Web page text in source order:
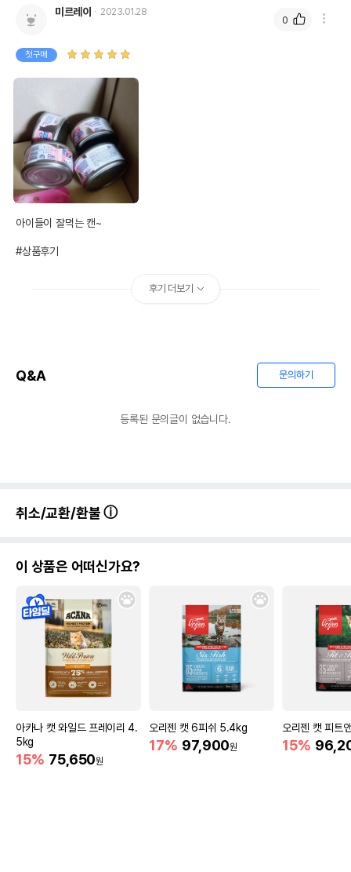
미르레이 2023.01.28
첫구매
아이들이 잘먹는 캔~
#상품후기
0
후기 더보기
Q&A 문의하기
등록된 문의글이 없습니다.
취소/교환/환불
이 상품은 어떠신가요?
아카나 캣 와일드 프레이리 4.
5kg
15% 75,650원
오리젠 캣 6피쉬 5.4kg
17% 97,900원
오리젠 캣 피트
15%